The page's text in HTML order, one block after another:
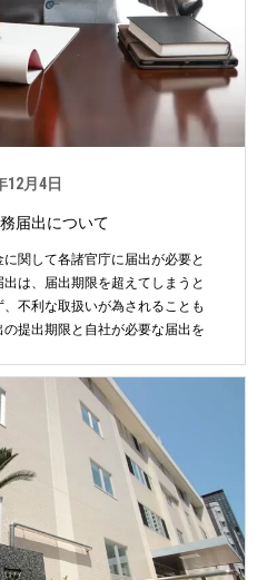
12月4日
届出について
関して各諸官庁に届出が必要と
は、届出期限を超えてしまうと
不利な取扱いが為されることも
提出期限と自社が必要な届出を